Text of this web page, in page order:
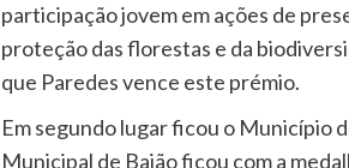
participação jovem em ações de
proteção das florestas e da
que Paredes vence este prémio.
Em segundo lugar ficou o Município
Municipal de Baião ficou com a